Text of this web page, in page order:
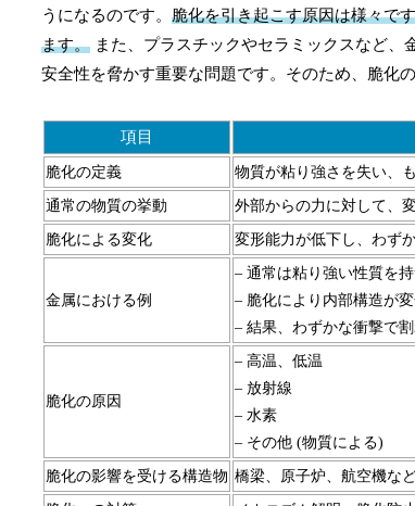
うになるのです。 脆化を引き起こす原因は様々で
ます。 また、プラスチックやセラミックスなど
安全性を脅かす重要な問題です。そのため、脆化
項目
脆化の定義 物質が粘り強さを失い、
通常の物質の挙動 外部からの力に対して、
脆化による変化 変形能力が低下し、わず
金属における例
– 通常は粘り強い性質を
– 脆化により内部構造が
– 結果、わずかな衝撃で
脆化の原因
– 高温、低温
– 放射線
– 水素
– その他 (物質による)
脆化の影響を受ける構造物 橋梁、原子炉、航空機な